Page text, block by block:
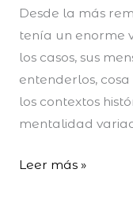
Desde la más
tenía un enorme
los casos, sus
entenderlos,
los contextos
mentalidad
Leer más »